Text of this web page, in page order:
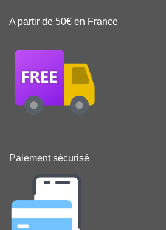
A partir de 50€ en France
Paiement sécurisé